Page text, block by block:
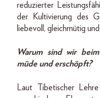
reduzierter
der Kultivierung des
liebevoll, gleichmütig
Warum sind wir
müde und erschöpft?
Laut Tibetischer